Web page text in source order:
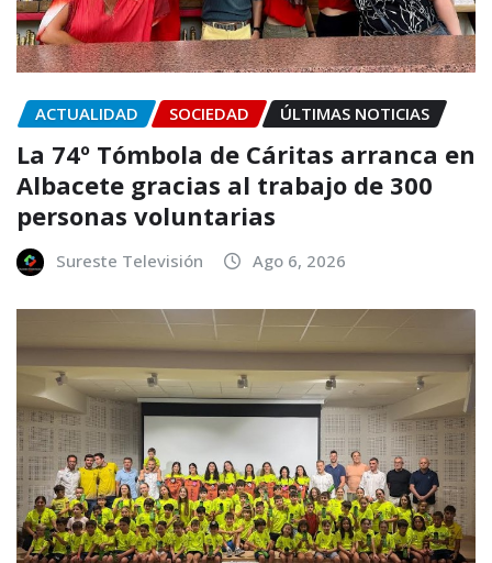
ACTUALIDAD SOCIEDAD ÚLTIMAS NOTICIAS
La 74º Tómbola de Cáritas arranca en
Albacete gracias al trabajo de 300
personas voluntarias
Sureste Televisión Ago 6, 2026